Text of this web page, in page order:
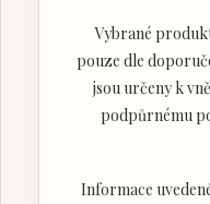
Vybrané
pouze dle
jsou určeny k
podpůrnému
Informace